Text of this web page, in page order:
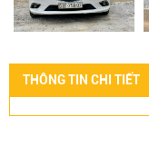
THÔNG TIN CHI TIẾT